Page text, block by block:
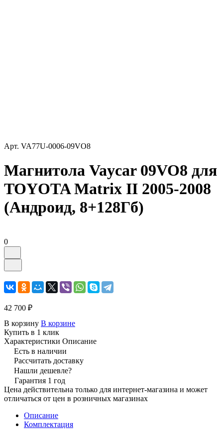
Арт. VA77U-0006-09VO8
Магнитола Vaycar 09VO8 для
TOYOTA Matrix II 2005-2008
(Андроид, 8+128Гб)
0
42 700 ₽
В корзину В корзине
Купить в 1 клик
Характеристики Описание
Есть в наличии
Рассчитать доставку
Нашли дешевле?
Гарантия 1 год
Цена действительна только для интернет-магазина и может
отличаться от цен в розничных магазинах
Описание
Комплектация